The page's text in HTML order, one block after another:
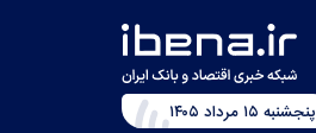
پنجشنبه ۱۵ مرداد ۱۴۰۵